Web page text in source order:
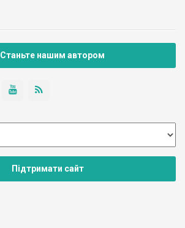
Станьте нашим автором
Підтримати сайт